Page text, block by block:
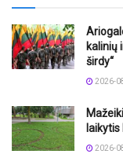
kalinių
širdy“
2026-
2026-